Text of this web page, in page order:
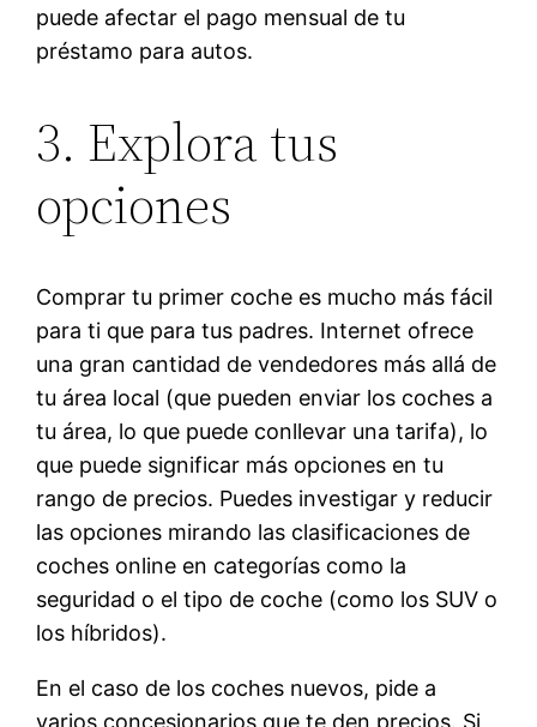
puede afectar el pago mensual de tu
préstamo para autos.
3. Explora tus
opciones
Comprar tu primer coche es mucho más fácil
para ti que para tus padres. Internet ofrece
una gran cantidad de vendedores más allá de
tu área local (que pueden enviar los coches a
tu área, lo que puede conllevar una tarifa), lo
que puede significar más opciones en tu
rango de precios. Puedes investigar y reducir
las opciones mirando las clasificaciones de
coches online en categorías como la
seguridad o el tipo de coche (como los SUV o
los híbridos).
En el caso de los coches nuevos, pide a
varios concesionarios que te den precios. Si